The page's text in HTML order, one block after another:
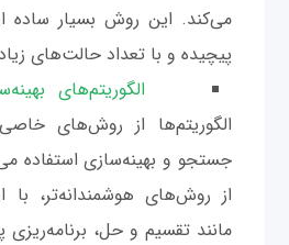
می‌کند. این روش بسیار ساده
پیچیده و با تعداد حالت‌های
الگوریتم‌های
الگوریتم‌ها از روش‌های
جستجو و بهینه‌سازی استفاده
از روش‌های هوشمندانه‌تر، با
مانند تقسیم و حل، برنامه‌ریزی